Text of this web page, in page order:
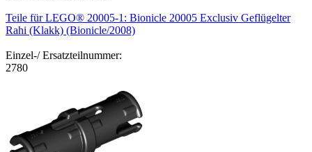
Teile für LEGO® 20005-1: Bionicle 20005 Exclusiv Geflügelter
Rahi (Klakk) (Bionicle/2008)
Einzel-/ Ersatzteilnummer:
2780